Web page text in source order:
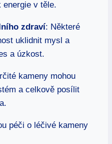
energie v těle.
zdraví: Některé
uklidnit mysl a
a úzkost.
kameny mohou
a celkově posílit